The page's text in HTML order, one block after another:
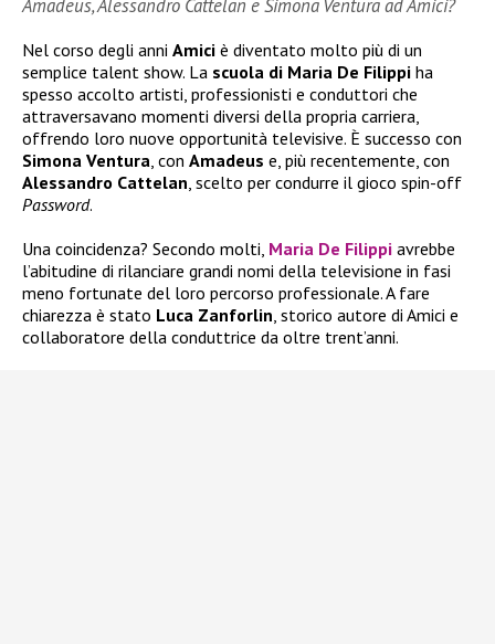
Amadeus, Alessandro Cattelan e Simona Ventura ad Amici?
Nel corso degli anni Amici è diventato molto più di un
semplice talent show. La scuola di Maria De Filippi ha
spesso accolto artisti, professionisti e conduttori che
attraversavano momenti diversi della propria carriera,
offrendo loro nuove opportunità televisive. È successo con
Simona Ventura , con Amadeus e, più recentemente, con
Alessandro Cattelan , scelto per condurre il gioco spin-off
Password.
Una coincidenza? Secondo molti, Maria De Filippi avrebbe
l’abitudine di rilanciare grandi nomi della televisione in fasi
meno fortunate del loro percorso professionale. A fare
chiarezza è stato Luca Zanforlin , storico autore di Amici e
collaboratore della conduttrice da oltre trent’anni.